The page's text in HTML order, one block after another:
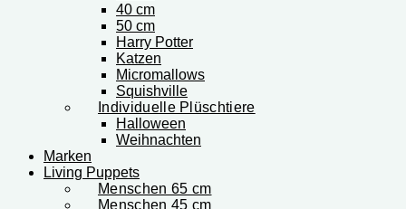
40 cm
50 cm
Harry Potter
Katzen
Micromallows
Squishville
Individuelle Plüschtiere
Halloween
Weihnachten
Marken
Living Puppets
Menschen 65 cm
Menschen 45 cm